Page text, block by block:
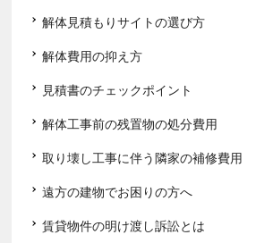
解体見積もりサイトの選び方
解体費用の抑え方
見積書のチェックポイント
解体工事前の残置物の処分費用
取り壊し工事に伴う隣家の補修費用
遠方の建物でお困りの方へ
賃貸物件の明け渡し訴訟とは